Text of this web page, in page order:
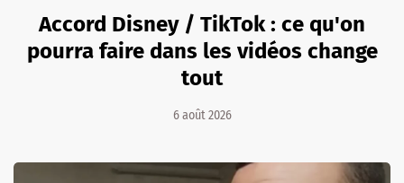
Accord Disney / TikTok : ce qu'on
pourra faire dans les vidéos change
tout
6 août 2026